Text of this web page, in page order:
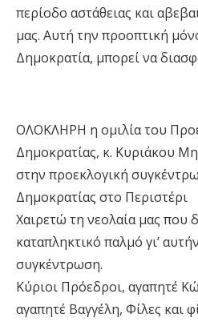
περίοδο αστάθειας και
μας. Αυτή την προοπτική
Δημοκρατία, μπορεί να
ΟΛΟΚΛΗΡΗ η ομιλία του
Δημοκρατίας, κ. Κυριάκου
στην προεκλογική
Δημοκρατίας στο Περιστέρι
Χαιρετώ τη νεολαία μας που
καταπληκτικό παλμό γι’
συγκέντρωση.
Κύριοι Πρόεδροι, αγαπητέ
αγαπητέ Βαγγέλη, Φίλες και